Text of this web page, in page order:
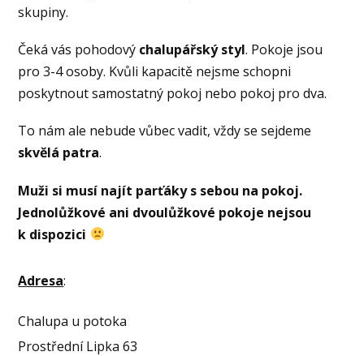
skupiny.
Čeká vás pohodový chalupářský styl. Pokoje jsou
pro 3-4 osoby. Kvůli kapacitě nejsme schopni
poskytnout samostatný pokoj nebo pokoj pro dva.
To nám ale nebude vůbec vadit, vždy se sejdeme
skvělá patra.
Muži si musí najít parťáky s sebou na pokoj.
Jednolůžkové ani dvoulůžkové pokoje nejsou
k dispozici
Adresa:
Chalupa u potoka
Prostřední Lipka 63